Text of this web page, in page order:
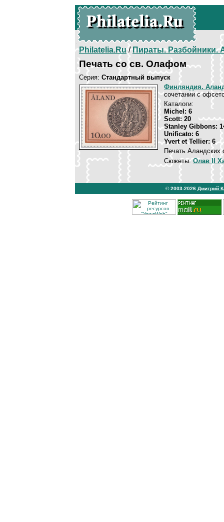
Philatelia.Ru/Пираты. Разбойники.
Печать со св. Олафом
Серия: Стандартный выпуск
Финляндия.
сочетании с
Каталоги:
Michel: 6
Scott: 20
Stanley Gibbons:
Unificato: 6
Yvert et Tellier: 6
Печать
Сюжеты:Олав II
© 2003-2026 Дмитрий